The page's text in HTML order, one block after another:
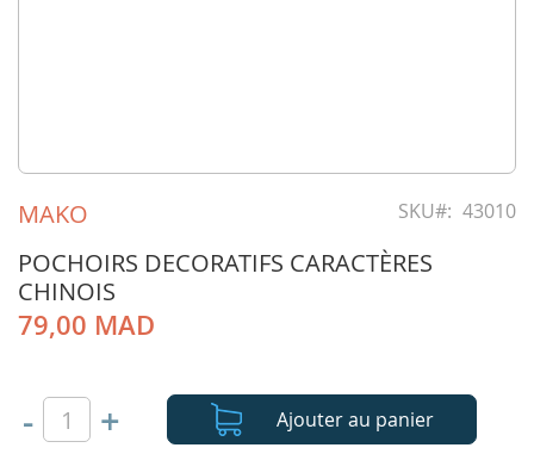
MAKO SKU 43010
POCHOIRS DECORATIFS CARACTÈRES
CHINOIS
79,00 MAD
- + Ajouter au panier
to
beginning
of
the
images